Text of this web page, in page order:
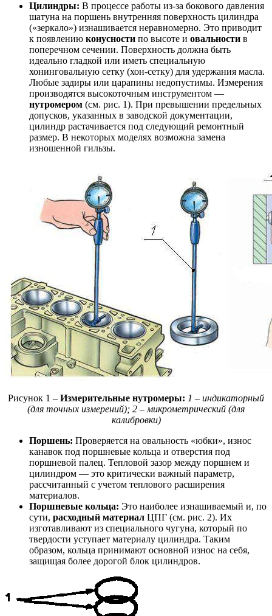
Цилиндры: В процессе работы из-за бокового давления
шатуна на поршень внутренняя поверхность цилиндра
(«зеркало») изнашивается неравномерно. Это приводит
к появлению конусности по высоте и овальности в
поперечном сечении. Поверхность должна быть
идеально гладкой или иметь специальную
хонинговальную сетку (хон-сетку) для удержания масла.
Любые задиры или царапины недопустимы. Измерения
производятся высокоточным инструментом —
нутромером (см. рис. 1). При превышении предельных
допусков, указанных в заводской документации,
цилиндр растачивается под следующий ремонтный
размер. В некоторых моделях возможна замена
изношенной гильзы.
Рисунок 1 – Измерительные нутромеры: 1 – индикаторный
(для точных измерений); 2 – микрометрический (для
калибровки)
Поршень: Проверяется на овальность «юбки», износ
канавок под поршневые кольца и отверстия под
поршневой палец. Тепловой зазор между поршнем и
цилиндром — это критически важный параметр,
рассчитанный с учетом теплового расширения
материалов.
Поршневые кольца: Это наиболее изнашиваемый и, по
сути, расходный материал ЦПГ (см. рис. 2). Их
изготавливают из специального чугуна, который по
твердости уступает материалу цилиндра. Таким
образом, кольца принимают основной износ на себя,
защищая более дорогой блок цилиндров.